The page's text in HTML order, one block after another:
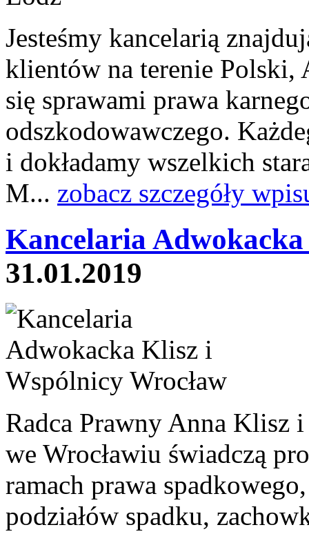
Jesteśmy kancelarią
klientów na terenie Polski,
się sprawami prawa
odszkodowawczego.
i dokładamy wszelkich
M... zobacz szczegóły
Kancelaria
31.01.2019
Radca Prawny Anna Klisz
we Wrocławiu świadczą
ramach prawa
podziałów spadku,